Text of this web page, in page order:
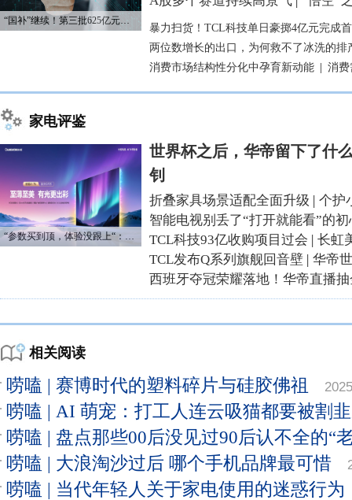
“国补”继续！第三批625亿元资金已下达
暴力扫货！TCL科技单日豪掷4亿元完成
两位数增长的出口，为何救不了冰洗的排
消费市场结构性分化中孕育新动能
消费
家电评鉴
“参数买到顶，体验没跟上“：长虹追光Q70S给高端电视打了个样
世界杯之后，华帝留下了什
钊
折叠家具场景适配全面升级 | 个护
智能电视别丢了“打开就能看”的初
TCL科技93亿收购项目过会 | 长虹
TCL发布Q系列旗舰回音壁 | 华帝
西班牙夺冠荣耀落地！华帝直播
相关阅读
唠嗑 | 赛博时代的塑料碎片与硅胶佛祖
唠嗑 | AI 萌宠：打工人连云吸猫都要被割
唠嗑 | 盘点那些00后没见过90后认不全的“
唠嗑 | 大浪淘沙过后 哪个手机品牌最可惜
唠嗑 | 当代年轻人关于家电使用的迷惑行为